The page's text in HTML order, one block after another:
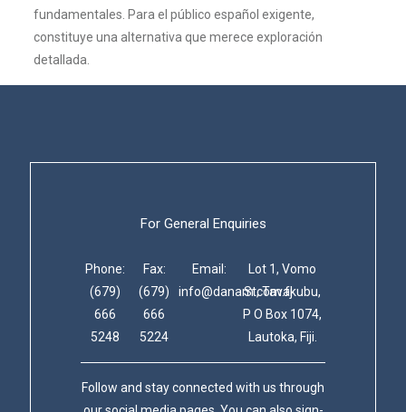
fundamentales. Para el público español exigente,
constituye una alternativa que merece exploración
detallada.
For General Enquiries
Phone:
(679)
666
5248
Fax:
(679)
666
5224
Email:
info@danam.com.fj
Lot 1, Vomo
St, Tavakubu,
P O Box 1074,
Lautoka, Fiji.
Follow and stay connected with us through